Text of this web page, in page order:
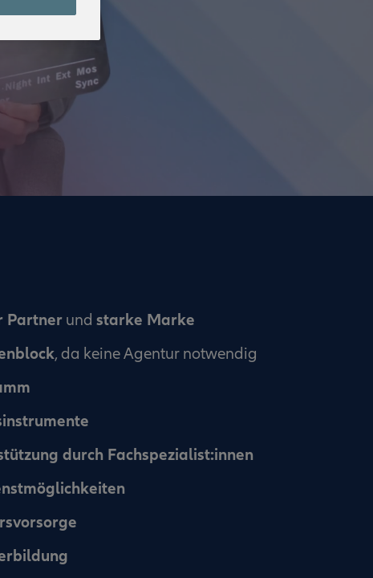
Partner und starke Marke
, da keine Agentur notwendig
durch Fachspezialist:innen